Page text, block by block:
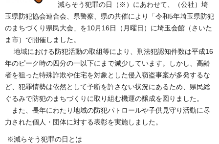
減らそう犯罪の日（※）にあわせて、（公社）埼
玉県防犯協会連合会、県警察、県の共催により「令和5年埼玉県防犯
のまちづくり県民大会」を10月16日（月曜日）に埼玉会館（さいた
ま市）で開催しました。
地域における防犯活動の取組等により、刑法犯認知件数は平成16
年のピーク時の四分の一以下にまで減少しています。しかし、高齢
者を狙った特殊詐欺や住宅を対象とした侵入窃盗事案が多発するな
ど、犯罪情勢は依然として予断を許さない状況にあるため、県民総
ぐるみで防犯のまちづくりに取り組む機運の醸成を図りました。
また、長年にわたり地域の防犯パトロールや子供見守り活動に尽
力された個人・団体に対する表彰を実施しました。
※減らそう犯罪の日とは